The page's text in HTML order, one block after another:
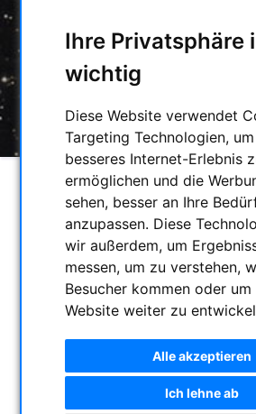
Ihre Privatsphäre
wichtig
Diese Website verwendet
Targeting Technologien,
besseres Internet-Erlebnis
ermöglichen und die
sehen, besser an Ihre
anzupassen. Diese
wir außerdem, um
messen, um zu verstehen,
Besucher kommen oder um
Website weiter zu
Alle akzeptieren
Ich lehne ab
HOME /
OPTISCHES ZUBEHÖR
FASSUNG FÜR